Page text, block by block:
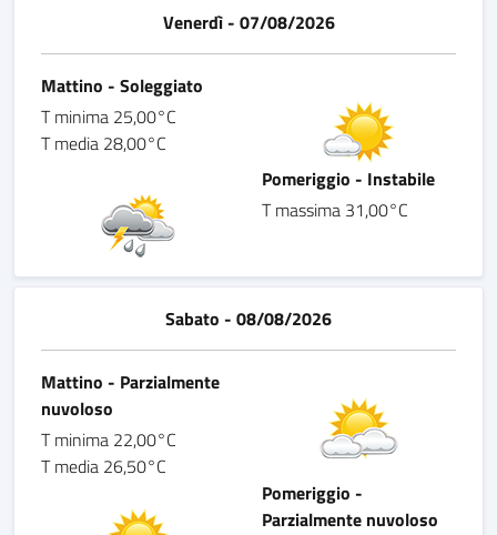
Venerdì - 07/08/2026
Mattino - Soleggiato
T minima 25,00°C
T media 28,00°C
Pomeriggio - Instabile
T massima 31,00°C
Sabato - 08/08/2026
Mattino - Parzialmente
nuvoloso
T minima 22,00°C
T media 26,50°C
Pomeriggio -
Parzialmente nuvoloso